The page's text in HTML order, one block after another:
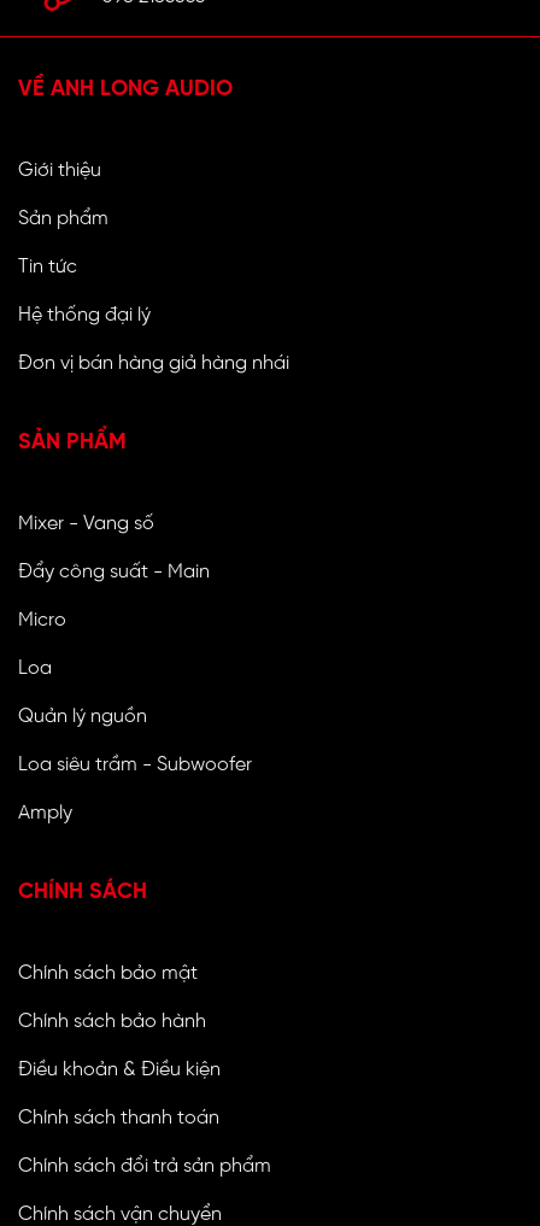
VỀ ANH LONG AUDIO
Giới thiệu
Sản phẩm
Tin tức
Hệ thống đại lý
Đơn vị bán hàng giả hàng nhái
SẢN PHẨM
Mixer - Vang số
Đẩy công suất - Main
Micro
Loa
Quản lý nguồn
Loa siêu trầm - Subwoofer
Amply
CHÍNH SÁCH
Chính sách bảo mật
Chính sách bảo hành
Điều khoản & Điều kiện
Chính sách thanh toán
Chính sách đổi trả sản phẩm
Chính sách vận chuyển